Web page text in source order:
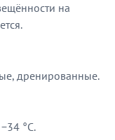
на
дренированные.
°C.